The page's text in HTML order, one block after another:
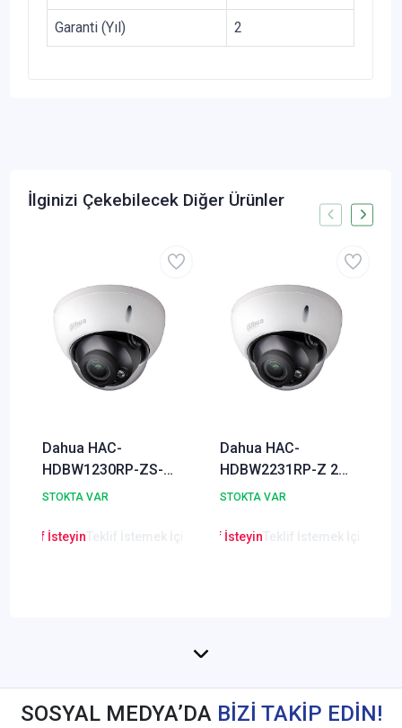
Garanti (Yıl) 2
İlginizi Çekebilecek Diğer Ürünler
Dahua HAC-
HDBW1230RP-ZS-S4
2MP Starlight HDCVI
STOKTA VAR
Teklif İsteyin Teklif İstemek İçin Tıklayınız
Dahua HAC-
HDBW2231RP-Z 2
Megapixel 1080P
Dome Kamera
STOKTA VAR
Lütfen Teklif İsteyin
SOSYAL MEDYA’DA BİZİ TAKİP EDİN!